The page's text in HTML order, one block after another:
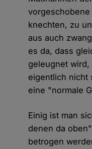
knechten, zu
aus auch
es da, dass
geleugnet
eigentlich nicht
eine "normale
Einig ist man
denen da
betrogen